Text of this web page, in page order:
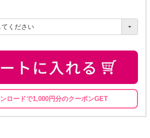
ロードで1,000円分のクーポンGET